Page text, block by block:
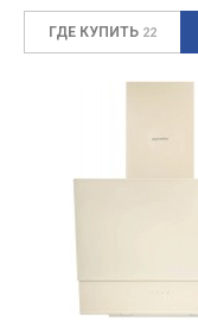
ГДЕ КУПИТЬ 22